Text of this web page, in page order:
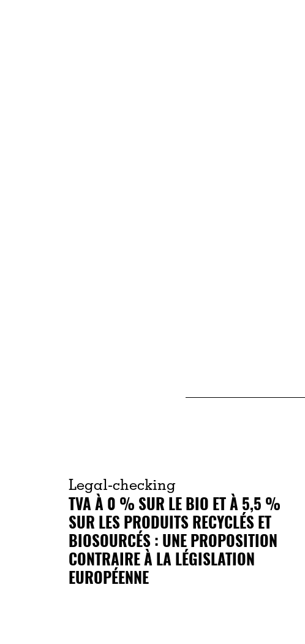
Legal-checking
TVA À 0 % SUR LE BIO ET À 5,5 %
SUR LES PRODUITS RECYCLÉS ET
BIOSOURCÉS : UNE PROPOSITION
CONTRAIRE À LA LÉGISLATION
EUROPÉENNE